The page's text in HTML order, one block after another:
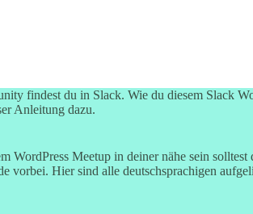
findest du in Slack. Wie du diesem Slack
Anleitungdazu.
WordPress Meetup in deiner nähe sein solltest
vorbei. Hier sind alle deutschsprachigen